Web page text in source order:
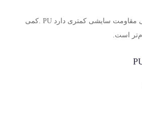
مقاومت سایشی کمتری دارد . PUکمی
است.